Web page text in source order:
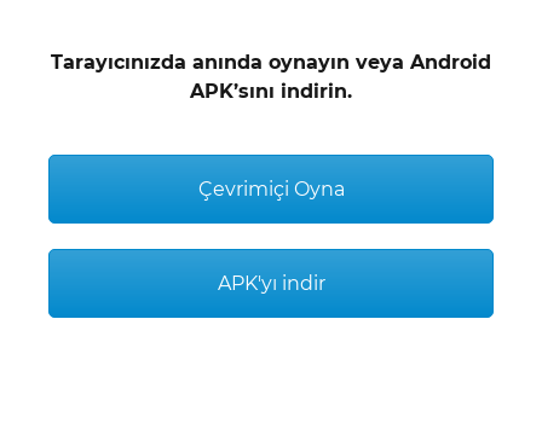
Tarayıcınızda anında oynayın veya Android
APK’sını indirin.
Çevrimiçi Oyna
APK'yı indir